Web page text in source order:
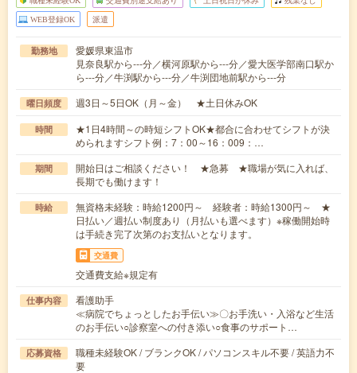
WEB登録OK 派遣
勤務地
愛媛県東温市
見奈良駅から---分／横河原駅から---分／愛大医学部南口駅か
ら---分／牛渕駅から---分／牛渕団地前駅から---分
曜日頻度 週3日～5日OK（月～金） ★土日休みOK
時間
★1日4時間～の時短シフトOK★都合に合わせてシフトが決
められますシフト例：7：00～16：009：…
期間
開始日はご相談ください！ ★急募 ★職場が気に入れば、
長期でも働けます！
時給
無資格未経験：時給1200円～ 経験者：時給1300円～ ★
日払い／週払い制度あり（月払いも選べます）※稼働開始時
は手続き完了次第のお支払いとなります。
交通費
交通費支給※規定有
仕事内容
看護助手
≪病院でちょっとしたお手伝い≫〇お手洗い・入浴など生活
のお手伝い○診察室への付き添い○食事のサポート…
応募資格
職種未経験OK / ブランクOK / パソコンスキル不要 / 英語力不
要